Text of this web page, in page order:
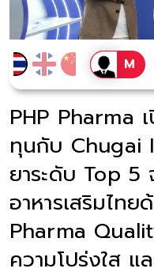
PHP Pharma
ทุนกับ Chugai
ยาระดับ Top
อาหารเสริมไท
Pharma
ความโปร่งใส แ